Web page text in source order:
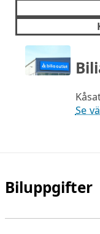
Se
Biluppgifter